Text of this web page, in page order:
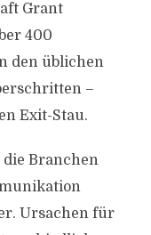
Grant
400
den üblichen
–
Exit-Stau.
die Branchen
Ursachen für